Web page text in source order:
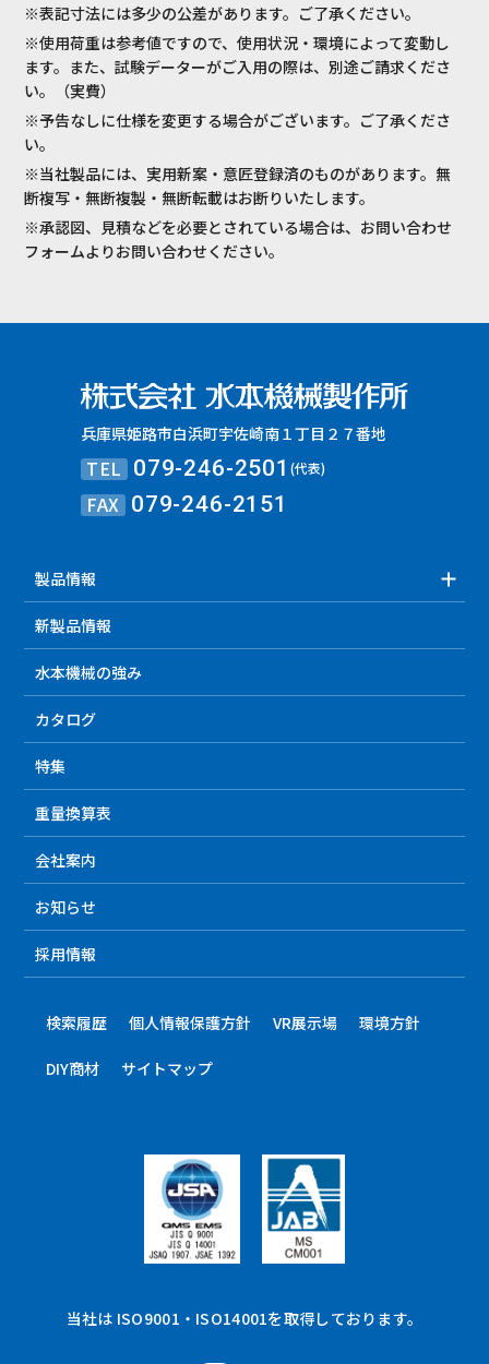
※表記寸法には多少の公差があります。ご了承ください。
※使用荷重は参考値ですので、使用状況・環境によって変動し
ます。また、試験データーがご入用の際は、別途ご請求くださ
い。（実費）
※予告なしに仕様を変更する場合がございます。ご了承くださ
い。
※当社製品には、実用新案・意匠登録済のものがあります。無
断複写・無断複製・無断転載はお断りいたします。
※承認図、見積などを必要とされている場合は、お問い合わせ
フォームよりお問い合わせください。
兵庫県姫路市白浜町宇佐崎南１丁目２７番地
TEL 079-246-2501(代表)
FAX 079-246-2151
製品情報
新製品情報
水本機械の強み
カタログ
特集
重量換算表
会社案内
お知らせ
採用情報
検索履歴 個人情報保護方針 VR展示場 環境方針
DIY商材 サイトマップ
当社は ISO9001・ISO14001を取得しております。